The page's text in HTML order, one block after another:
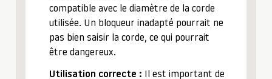
compatible avec le diamètre de la corde
utilisée. Un bloqueur inadapté pourrait ne
pas bien saisir la corde, ce qui pourrait
être dangereux.
Utilisation correcte : Il est important de